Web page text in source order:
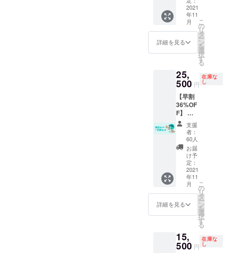
格とな
りま
す。 一
般販売
予定価
格
￥13,00
500 発
送は11
月上旬
に予定
してい
ます。
2021
年11
月
詳細を見る
こ
の
リ
タ
ー
ン
を
選
択
す
る
25,
500 円
在庫な
し
【早割
36%OF
F】 ・
送料・
税込の
価格と
なりま
す。 一
般販売
予定価
￥40,00
0→￥25
,500 発
送は11
月上旬
してい
ます。
支援
者：
60人
お届
け予
定：
2021
年11
月
詳細を見る
こ
の
リ
タ
ー
ン
を
選
択
す
る
15,
500 円
在庫な
し